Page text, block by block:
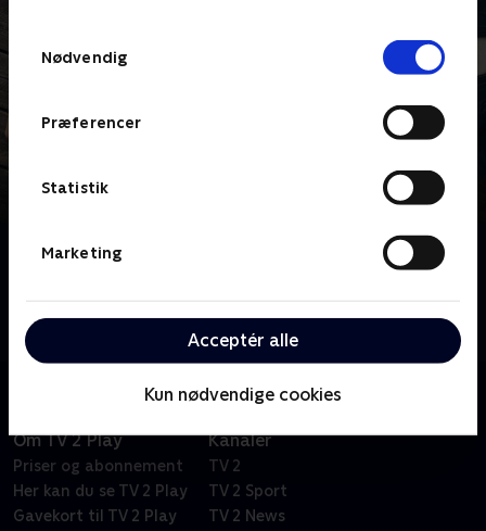
Nødvendig
Præferencer
Statistik
Marketing
Acceptér alle
Kun nødvendige cookies
Om Mord i Skærgården
stockholmske skærgård.
Om TV 2 Play
Priser og abonnement
Her kan du se TV 2 Play
Gavekort til TV 2 Play
Kanaler
TV 2
TV 2 Sport
TV 2 News